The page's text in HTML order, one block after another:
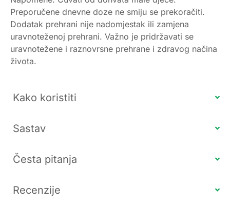
Preporučene dnevne doze ne smiju se prekoračiti.
Dodatak prehrani nije nadomjestak ili zamjena
uravnoteženoj prehrani. Važno je pridržavati se
uravnotežene i raznovrsne prehrane i zdravog načina
života.
Kako koristiti
Sastav
Česta pitanja
Recenzije